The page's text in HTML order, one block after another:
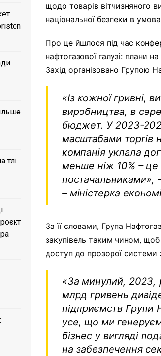
щодо товарів вітчизняного
національної безпеки в
Про це йшлося під час
нафтогазової галузі: плани
Захід організовано Групою
«Із кожної гривні,
виробництва, в
бюджет. У 2023-
масштабами торгів
компанія уклала
менше ніж 10% – це
постачальниками»,
– міністерка
За її словами, Група
закупівель таким чином,
доступ до прозорої системи
«За минулий, 2023,
млрд гривень
підприємств Групи
усе, що ми
бізнес у вигляді
на забезпечення
тлі